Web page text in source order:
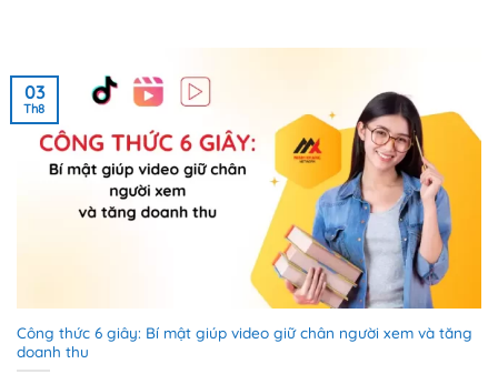
Công thức 6 giây: Bí mật giúp video giữ chân người xem và tăng
doanh thu
03
Th8